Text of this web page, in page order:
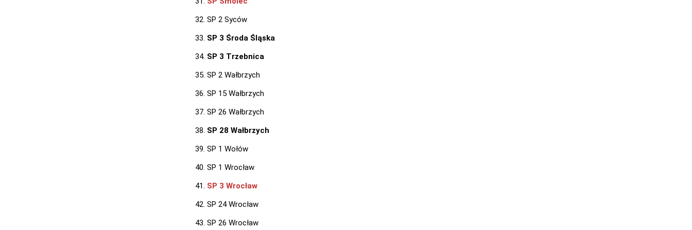
SP 2 Syców
SP 3 Środa Śląska
SP 3 Trzebnica
SP 2 Wałbrzych
SP 15 Wałbrzych
SP 26 Wałbrzych
SP 28 Wałbrzych
SP 1 Wołów
SP 1 Wrocław
SP 3 Wrocław
SP 24 Wrocław
SP 26 Wrocław